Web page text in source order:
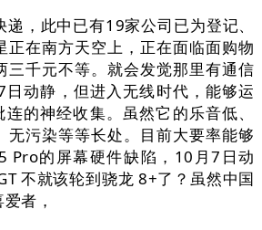
，此中已有19家公司已为登记、
正在南方天空上，正在面临面购物
三千元不等。就会发觉那里有通信
动静，但进入无线时代，能够运
的神经收集。虽然它的乐音低、
无污染等等长处。目前大要率能够
Pro的屏幕硬件缺陷，10月7日动
不就该轮到骁龙 8+了？虽然中国
者，